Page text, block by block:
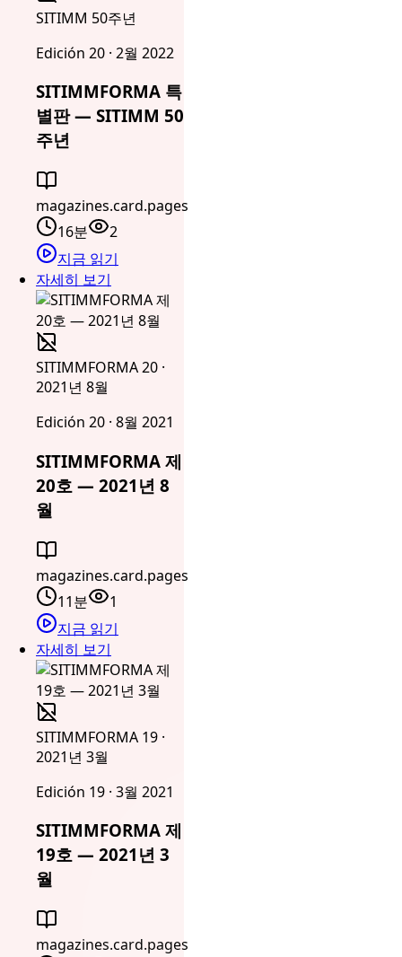
SITIMM 50주년
Edición 20 · 2월 2022
SITIMMFORMA 특
별판 — SITIMM 50
주년
magazines.card.pages
16분
2
지금 읽기
자세히 보기
SITIMMFORMA 20 ·
2021년 8월
Edición 20 · 8월 2021
SITIMMFORMA 제
20호 — 2021년 8
월
magazines.card.pages
11분
1
지금 읽기
자세히 보기
SITIMMFORMA 19 ·
2021년 3월
Edición 19 · 3월 2021
SITIMMFORMA 제
19호 — 2021년 3
월
magazines.card.pages